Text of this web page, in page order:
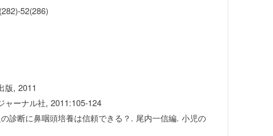
52(286)
版, 2011
ャーナル社, 2011:105-124
診断に鼻咽頭培養は信頼できる？. 尾内一信編. 小児の